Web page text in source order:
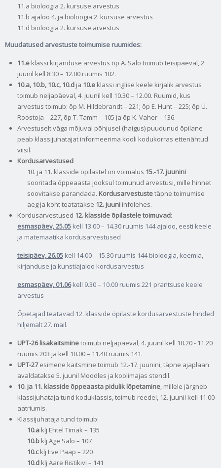
11.a bioloogia 2. kursuse arvestus
11.b ajaloo 4. ja bioloogia 2. kursuse arvestus
11.d bioloogia 2. kursuse arvestus
Muudatused arvestuste toimumise ruumides:
11.e klassi kirjanduse arvestus õp A. Salo toimub teisipäeval, 2.
juunil kell 8.30 – 12.00 ruumis 102.
10.a, 10.b, 10.c, 10.d ja 10.e klassi inglise keele kirjalik arvestus
toimub neljapäeval, 4. juunil kell 10.30 – 12.00. Ruumid, kus
arvestus toimub: õp M. Hildebrandt – 221; õp E. Hunt – 225; õp Ü.
Roostoja – 227, õp T. Tamm – 105 ja õp K. Vaher – 136.
Arvestuselt väga mõjuval põhjusel (haigus) puudunud õpilane
peab klassijuhatajat informeerima kooli kodukorras ettenähtud
viisil.
Kordusarvestused
10. ja 11. klasside õpilastel on võimalus 15.‑17. juunini
sooritada õppeaasta jooksul toimunud arvestusi, mille hinnet
soovitakse parandada. Kordusarvestustetäpne toimumise
aeg ja koht teatatakse 12. juuni infolehes.
Kordusarvestused 12. klasside õpilastele toimuvad:
esmaspäev, 25.05 kell 13.00 – 14.30 ruumis 144 ajaloo, eesti keele
ja matemaatika kordusarvestused
teisipäev, 26.05 kell 14.00 – 15.30 ruumis 144 bioloogia, keemia,
kirjanduse ja kunstiajaloo kordusarvestus
esmaspäev, 01.06kell 9.30 – 10.00 ruumis 221 prantsuse keele
arvestus
Õpetajad teatavad 12. klasside õpilaste kordusarvestuste hinded
hiljemalt 27. mail.
UPT-26 lisakaitsminetoimub neljapäeval, 4. juunil kell 10.20 - 11.20
ruumis 203 ja kell 10.00 – 11.40 ruumis 141.
UPT-27esimene kaitsmine toimub 12.‑17. juunini, täpne ajaplaan
avaldatakse 5. juunil Moodles ja koolimajas stendil.
10. ja 11. klasside õppeaasta pidulik lõpetamine, millele järgneb
klassijuhataja tund koduklassis, toimub reedel, 12. juunil kell 11.00
aatriumis.
Klassijuhataja tund toimub:
10.a klj Ehtel Timak – 135
10.b klj Age Salo – 107
10.cklj Eve Paap – 220
10.d klj Aare Ristikivi – 141